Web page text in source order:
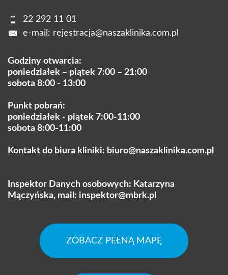
22 292 11 01
e-mail: rejestracja@naszaklinika.com.pl
Godziny otwarcia:
poniedziałek – piątek 7:00 – 21:00
sobota 8:00 - 13:00
Punkt pobrań:
poniedziałek - piątek 7:00-11:00
sobota 8:00-11:00
Kontakt do biura kliniki: biuro@naszaklinika.com.pl
Inspektor Danych osobowych: Katarzyna
Mączyńska, mail: inspektor@mbrk.pl
ZOBACZ PEŁNĄ MAPĘ